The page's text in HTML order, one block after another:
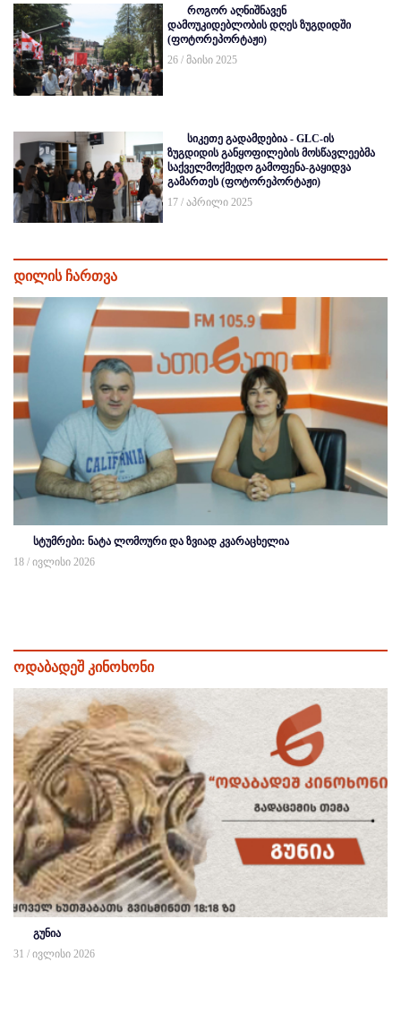
როგორ აღნიშნავენ
დამოუკიდებლობის დღეს ზუგდიდში
(ფოტორეპორტაჟი)
26 / მაისი 2025
სიკეთე გადამდებია - GLC-ის
ზუგდიდის განყოფილების მოსწავლეებმა
საქველმოქმედო გამოფენა-გაყიდვა
გამართეს (ფოტორეპორტაჟი)
17 / აპრილი 2025
დილის ჩართვა
სტუმრები: ნატა ლომოური და ზვიად კვარაცხელია
18 / ივლისი 2026
ოდაბადეშ კინოხონი
გუნია
31 / ივლისი 2026